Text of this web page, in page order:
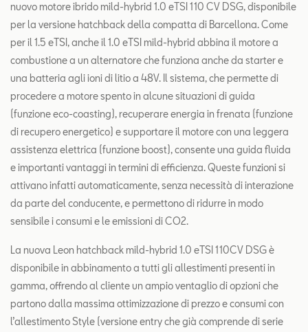
nuovo motore ibrido mild-hybrid 1.0 eTSI 110 CV DSG, disponibile
per la versione hatchback della compatta di Barcellona. Come
per il 1.5 eTSI, anche il 1.0 eTSI mild-hybrid abbina il motore a
combustione a un alternatore che funziona anche da starter e
una batteria agli ioni di litio a 48V. Il sistema, che permette di
procedere a motore spento in alcune situazioni di guida
(funzione eco-coasting), recuperare energia in frenata (funzione
di recupero energetico) e supportare il motore con una leggera
assistenza elettrica (funzione boost), consente una guida fluida
e importanti vantaggi in termini di efficienza. Queste funzioni si
attivano infatti automaticamente, senza necessità di interazione
da parte del conducente, e permettono di ridurre in modo
sensibile i consumi e le emissioni di CO2.
La nuova Leon hatchback mild-hybrid 1.0 eTSI 110CV DSG è
disponibile in abbinamento a tutti gli allestimenti presenti in
gamma, offrendo al cliente un ampio ventaglio di opzioni che
partono dalla massima ottimizzazione di prezzo e consumi con
l’allestimento Style (versione entry che già comprende di serie